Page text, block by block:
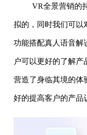
VR全景营销的
拟的，同时我们可以
功能搭配真人语音解
户可以更好的了解
营造了身临其境的体
好的提高客户的产品